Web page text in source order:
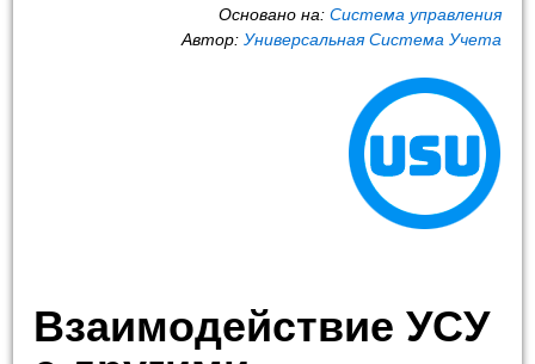
Основано на: Система управления
Автор: Универсальная Система Учета
Взаимодействие УСУ